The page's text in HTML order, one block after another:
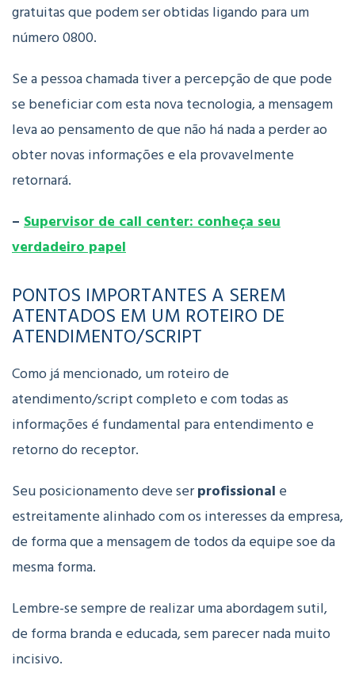
gratuitas que podem ser obtidas ligando para um
número 0800.
Se a pessoa chamada tiver a percepção de que pode
se beneficiar com esta nova tecnologia, a mensagem
leva ao pensamento de que não há nada a perder ao
obter novas informações e ela provavelmente
retornará.
– Supervisor de call center: conheça seu
verdadeiro papel
PONTOS IMPORTANTES A SEREM
ATENTADOS EM UM ROTEIRO DE
ATENDIMENTO/SCRIPT
Como já mencionado, um roteiro de
atendimento/script completo e com todas as
informações é fundamental para entendimento e
retorno do receptor.
Seu posicionamento deve serprofissional e
estreitamente alinhado com os interesses da empresa,
de forma que a mensagem de todos da equipe soe da
mesma forma.
Lembre-se sempre de realizar uma abordagem sutil,
de forma branda e educada, sem parecer nada muito
incisivo.